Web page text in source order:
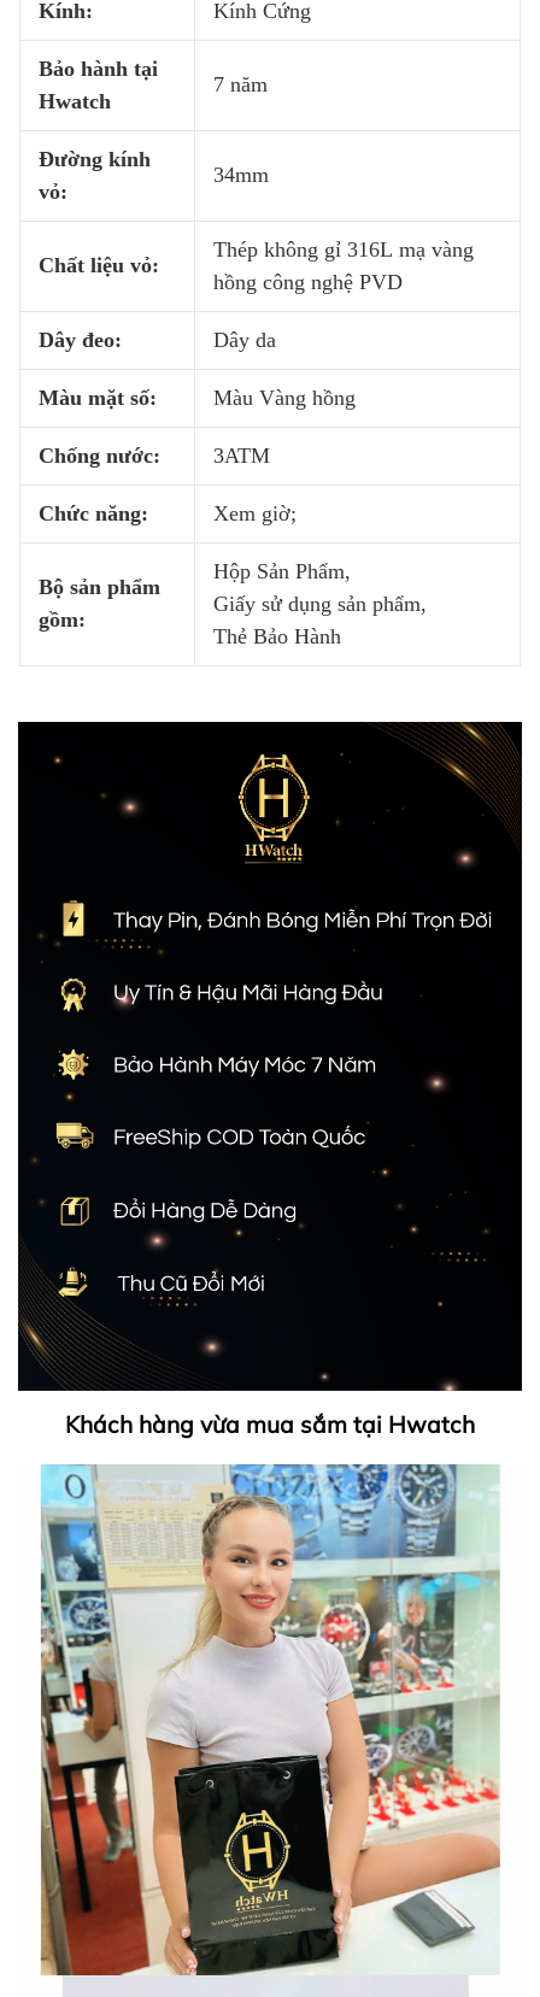
Kính: Kính Cứng
Bảo hành tại
Hwatch
7 năm
Đường kính
vỏ:
34mm
Chất liệu vỏ:
Thép không gỉ 316L mạ vàng
hồng công nghệ PVD
Dây đeo: Dây da
Màu mặt số: Màu Vàng hồng
Chống nước: 3ATM
Chức năng: Xem giờ;
Bộ sản phẩm
gồm:
Hộp Sản Phẩm,
Giấy sử dụng sản phẩm,
Thẻ Bảo Hành
Khách hàng vừa mua sắm tại Hwatch